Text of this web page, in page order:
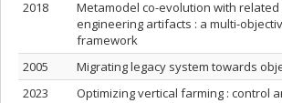
2018
Metamodel co-evolution with
engineering artifacts : a multi-
framework
2005
Migrating legacy system towards
2023
Optimizing vertical farming : control